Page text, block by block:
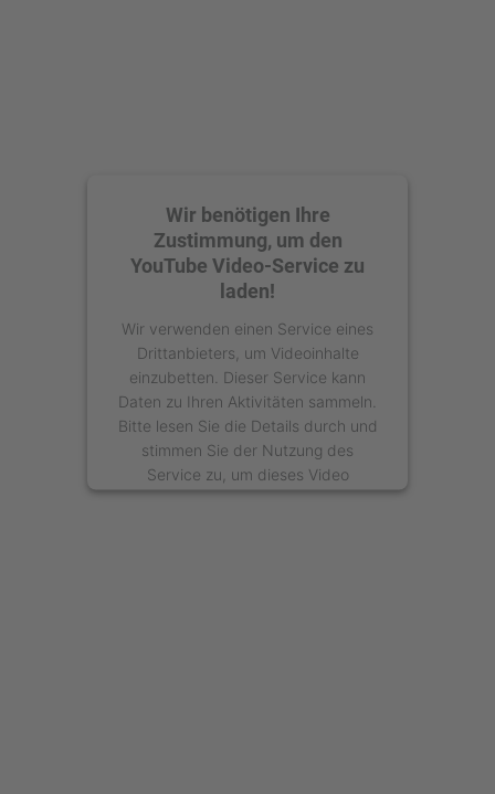
Wir benötigen Ihre
Zustimmung, um den
YouTube Video-Service zu
laden!
Wir verwenden einen Service eines
Drittanbieters, um Videoinhalte
einzubetten. Dieser Service kann
Daten zu Ihren Aktivitäten sammeln.
Bitte lesen Sie die Details durch und
stimmen Sie der Nutzung des
Service zu, um dieses Video
anzusehen.